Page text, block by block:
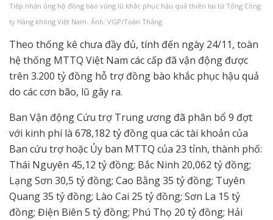
Tiếp nhận ủng hộ đồng bào vùng lũ khắc phục hậu quả thiên tai từ Tổng Công
ty Hàng không Việt Nam- Ảnh: VGP/Toàn Thắng
Theo thống kê chưa đầy đủ, tính đến ngày 24/11, toàn
hệ thống MTTQ Việt Nam các cấp đã vận động được
trên 3.200 tỷ đồng hỗ trợ đồng bào khắc phục hậu quả
do các cơn bão, lũ gây ra.
Ban Vận động Cứu trợ Trung ương đã phân bổ 9 đợt
với kinh phí là 678,182 tỷ đồng qua các tài khoản của
Ban cứu trợ hoặc Ủy ban MTTQ của 23 tỉnh, thành phố:
Thái Nguyên 45,12 tỷ đồng; Bắc Ninh 20,062 tỷ đồng;
Lạng Sơn 30,5 tỷ đồng; Cao Bằng 35 tỷ đồng; Tuyên
Quang 35 tỷ đồng; Lào Cai 25 tỷ đồng; Sơn La 15 tỷ
đồng; Điện Biên 5 tỷ đồng; Phú Thọ 20 tỷ đồng; Hải